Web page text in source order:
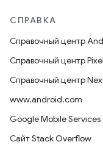
СПРАВКА
Справочный центр
Справочный центр Pixel
Справочный центр
www.android.com
Google Mobile Services
Сайт Stack Overflow